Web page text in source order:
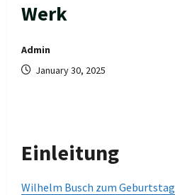
Werk
Admin
January 30, 2025
Einleitung
Wilhelm Busch zum Geburtstag